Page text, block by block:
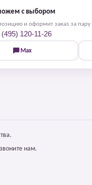
с выбором
и оформит заказ за пару
120-11-26
Max
нам.